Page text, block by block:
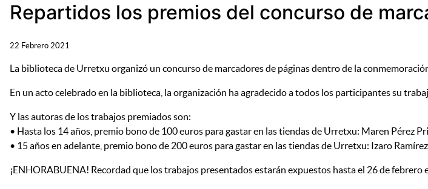
Repartidos los premios del concurso de
22 Febrero 2021
La biblioteca de Urretxu organizó un concurso de marcadores de páginas dentro de la
En un acto celebrado en la biblioteca, la organización ha agradecido a todos los participantes su
Y las autoras de los trabajos premiados son:
• Hasta los 14 años, premio bono de 100 euros para gastar en las tiendas de Urretxu: Maren Pérez
• 15 años en adelante, premio bono de 200 euros para gastar en las tiendas de Urretxu: Izaro
¡ENHORABUENA! Recordad que los trabajos presentados estarán expuestos hasta el 26 de